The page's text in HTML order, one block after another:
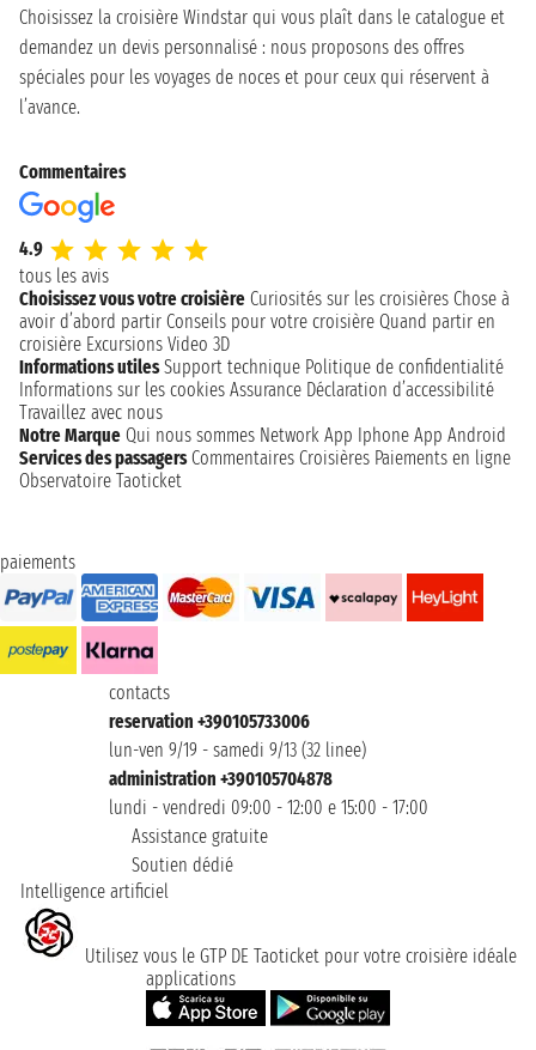
Choisissez la croisière Windstar qui vous plaît dans le catalogue et
demandez un devis personnalisé : nous proposons des offres
spéciales pour les voyages de noces et pour ceux qui réservent à
l’avance.
Commentaires
4.9
tous les avis
Choisissez vous votre croisière Curiosités sur les croisières Chose à
avoir d’abord partir Conseils pour votre croisière Quand partir en
croisière Excursions Video 3D
Informations utiles Support technique Politique de confidentialité
Informations sur les cookies Assurance Déclaration d’accessibilité
Travaillez avec nous
Notre Marque Qui nous sommes Network App Iphone App Android
Services des passagers Commentaires Croisières Paiements en ligne
Observatoire Taoticket
paiements
contacts
reservation +390105733006
lun-ven 9/19 - samedi 9/13 (32 linee)
administration +390105704878
lundi - vendredi 09:00 - 12:00 e 15:00 - 17:00
Assistance gratuite
Soutien dédié
Intelligence artificiel
Utilisez vous le GTP DE Taoticket pour votre croisière idéale
applications